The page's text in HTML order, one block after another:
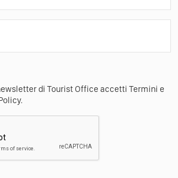
di Tourist Office accetti Termini e